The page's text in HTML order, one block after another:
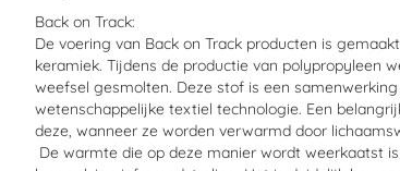
Back on Track:
De voering van Back on Track producten is
keramiek. Tijdens de productie van polypropyleen
weefsel gesmolten. Deze stof is een
wetenschappelijke textiel technologie. Een
deze, wanneer ze worden verwarmd door
De warmte die op deze manier wordt weerkaatst